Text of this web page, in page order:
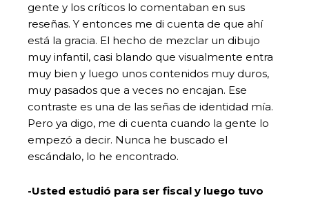
gente y los críticos lo comentaban en sus
reseñas. Y entonces me di cuenta de que ahí
está la gracia. El hecho de mezclar un dibujo
muy infantil, casi blando que visualmente entra
muy bien y luego unos contenidos muy duros,
muy pasados que a veces no encajan. Ese
contraste es una de las señas de identidad mía.
Pero ya digo, me di cuenta cuando la gente lo
empezó a decir. Nunca he buscado el
escándalo, lo he encontrado.
-Usted estudió para ser fiscal y luego tuvo